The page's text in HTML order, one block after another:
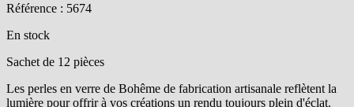
Référence : 5674
En stock
Sachet de 12 pièces
Les perles en verre de Bohême de fabrication artisanale reflètent la
lumière pour offrir à vos créations un rendu toujours plein d'éclat.